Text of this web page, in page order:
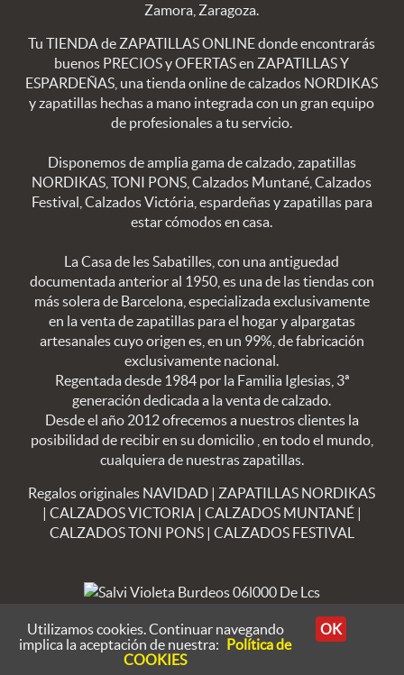
Zamora, Zaragoza.
Tu TIENDA de ZAPATILLAS ONLINE donde encontrarás
buenos PRECIOS y OFERTAS en ZAPATILLAS Y
ESPARDEÑAS, una tienda online de calzados NORDIKAS
y zapatillas hechas a mano integrada con un gran equipo
de profesionales a tu servicio.
Disponemos de amplia gama de calzado, zapatillas
NORDIKAS, TONI PONS, Calzados Muntané, Calzados
Festival, Calzados Victória, espardeñas y zapatillas para
estar cómodos en casa.
La Casa de les Sabatilles, con una antiguedad
documentada anterior al 1950, es una de las tiendas con
más solera de Barcelona, especializada exclusivamente
en la venta de zapatillas para el hogar y alpargatas
artesanales cuyo origen es, en un 99%, de fabricación
exclusivamente nacional.
Regentada desde 1984 por la Familia Iglesias, 3ª
generación dedicada a la venta de calzado.
Desde el año 2012 ofrecemos a nuestros clientes la
posibilidad de recibir en su domicilio , en todo el mundo,
cualquiera de nuestras zapatillas.
Regalos originales NAVIDAD | ZAPATILLAS NORDIKAS
| CALZADOS VICTORIA| CALZADOS MUNTANÉ|
CALZADOS TONI PONS| CALZADOS FESTIVAL
By Ofifacil· MOV FUA: 07/08/2026 - GK9TLLE · V 8.4.23
Utilizamos cookies. Continuar navegando
implica la aceptación de nuestra: Política de
COOKIES
OK